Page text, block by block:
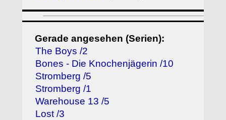
Gerade angesehen (Serien):
The Boys /2
Bones - Die Knochenjägerin /10
Stromberg /5
Stromberg /1
Warehouse 13 /5
Lost /3